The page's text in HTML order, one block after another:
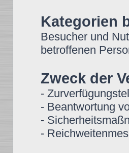
Kategorien
Besucher und
betroffenen
Zweck der
-
- Beantwortung
-
-